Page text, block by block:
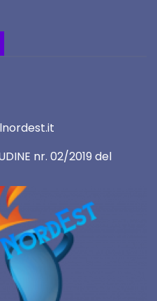
nr. 02/2019 del